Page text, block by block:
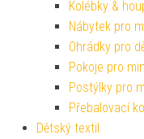
Kolébky &
Nábytek pro
Ohrádky pro
Pokoje pro
Postýlky pro
Přebalovací
Dětský textil